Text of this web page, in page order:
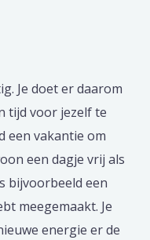
Je doet er daarom
tijd voor jezelf te
een vakantie om
een dagje vrij als
bijvoorbeeld een
meegemaakt. Je
energie er de